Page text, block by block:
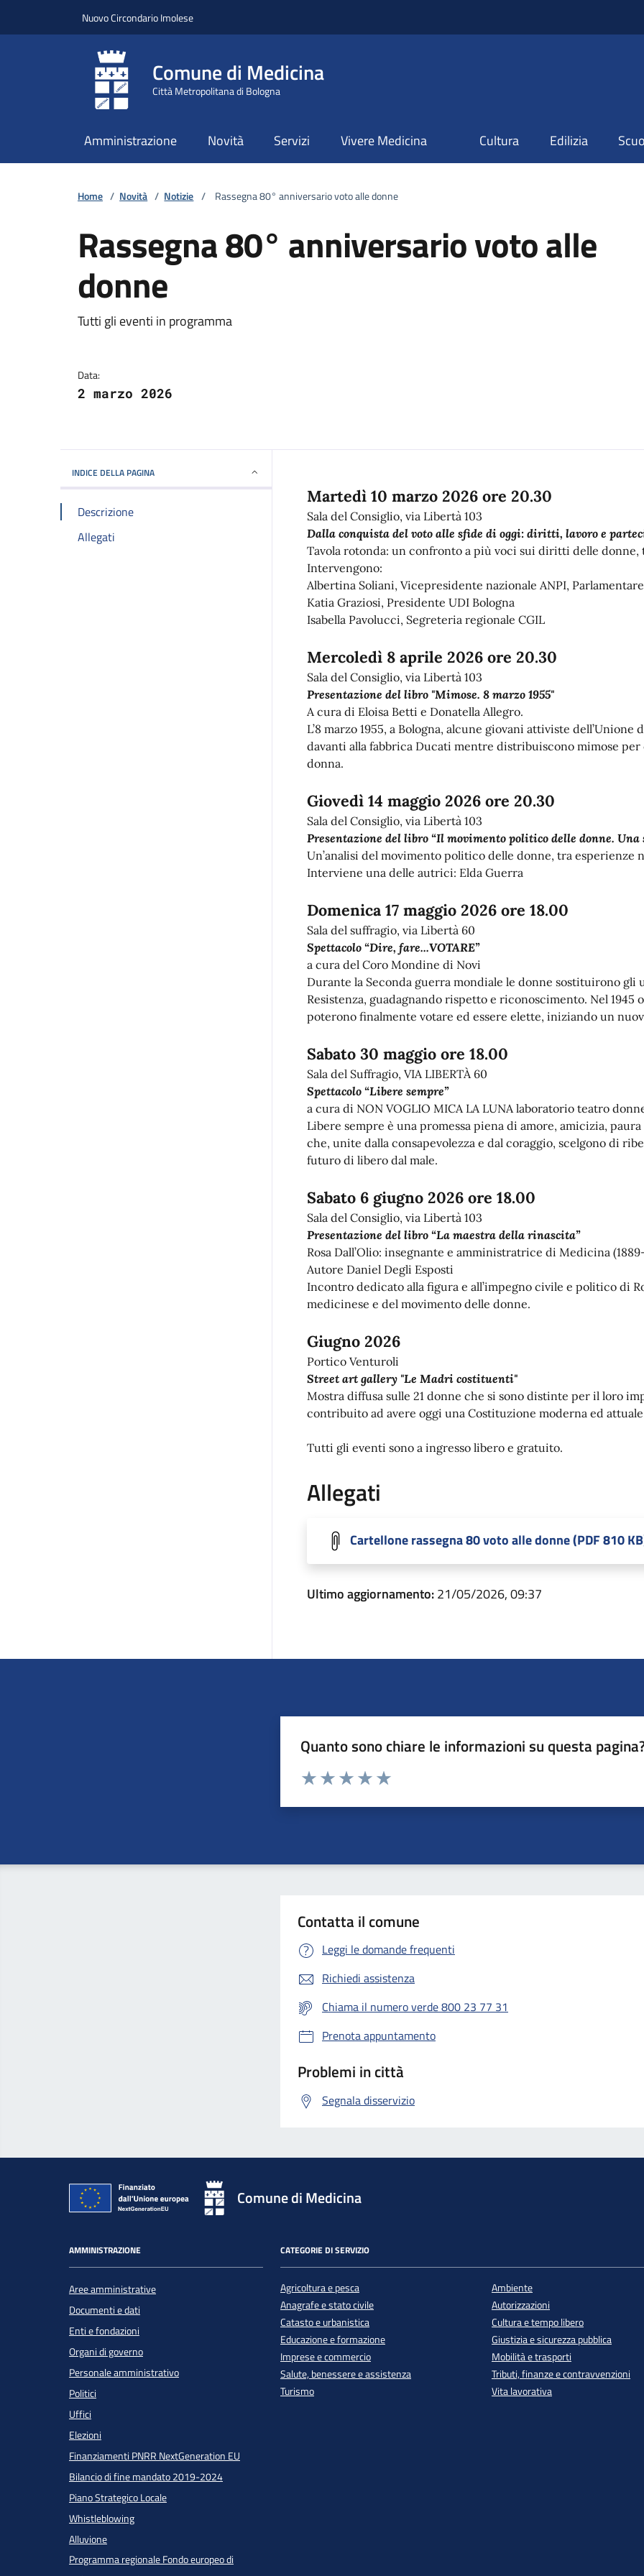
Nuovo Circondario Imolese
Comune di Medicina
Città Metropolitana di Bologna
Amministrazione Novità Servizi Vivere Medicina Cultura Edilizia
Home / Novità / Notizie / Rassegna 80° anniversario voto alle donne
Rassegna 80° anniversario voto alle
donne
Dettagli della notizia
Tutti gli eventi in programma
Data:
2 marzo 2026
INDICE DELLA PAGINA
Descrizione
Allegati
Martedì 10 marzo 2026 ore 20.30
Sala del Consiglio, via Libertà 103
Dalla conquista del voto alle sfide di oggi: diritti, lavoro e
Tavola rotonda: un confronto a più voci sui diritti delle donne,
Intervengono:
Albertina Soliani, Vicepresidente nazionale ANPI, Parlamentare
Katia Graziosi, Presidente UDI Bologna
Isabella Pavolucci, Segreteria regionale CGIL
Mercoledì 8 aprile 2026 ore 20.30
Sala del Consiglio, via Libertà 103
Presentazione del libro "Mimose. 8 marzo 1955"
A cura di Eloisa Betti e Donatella Allegro.
L’8 marzo 1955, a Bologna, alcune giovani attiviste
davanti alla fabbrica Ducati mentre distribuiscono mimose
donna.
Giovedì 14 maggio 2026 ore 20.30
Sala del Consiglio, via Libertà 103
Presentazione del libro “Il movimento politico delle donne.
Un’analisi del movimento politico delle donne, tra esperienze
Interviene una delle autrici: Elda Guerra
Domenica 17 maggio 2026 ore 18.00
Sala del suffragio, via Libertà 60
Spettacolo “Dire, fare...VOTARE”
a cura del Coro Mondine di Novi
Durante la Seconda guerra mondiale le donne sostituirono
Resistenza, guadagnando rispetto e riconoscimento. Nel
poterono finalmente votare ed essere elette, iniziando un
Sabato 30 maggio ore 18.00
Sala del Suffragio, VIA LIBERTÀ 60
Spettacolo “Libere sempre”
a cura di NON VOGLIO MICA LA LUNA laboratorio teatro
Libere sempre è una promessa piena di amore, amicizia,
che, unite dalla consapevolezza e dal coraggio, scelgono di
futuro di libero dal male.
Sabato 6 giugno 2026 ore 18.00
Sala del Consiglio, via Libertà 103
Presentazione del libro “La maestra della rinascita”
Rosa Dall’Olio: insegnante e amministratrice di Medicina
Autore Daniel Degli Esposti
Incontro dedicato alla figura e all’impegno civile e politico di
medicinese e del movimento delle donne.
Giugno 2026
Portico Venturoli
Street art gallery "Le Madri costituenti"
Mostra diffusa sulle 21 donne che si sono distinte per il loro
contribuito ad avere oggi una Costituzione moderna ed
Tutti gli eventi sono a ingresso libero e gratuito.
Allegati
Cartellone rassegna 80 voto alle donne (PDF 810
Ultimo aggiornamento:21/05/2026, 09:37
Quanto sono chiare le informazioni su questa
Valuta da 1 a 5 stelle la pagina
Contatta il comune
Leggi le domande frequenti
Richiedi assistenza
Chiama il numero verde 800 23 77 31
Prenota appuntamento
Problemi in città
Segnala disservizio
Comune di Medicina
AMMINISTRAZIONE
Aree amministrative
Documenti e dati
Enti e fondazioni
Organi di governo
Personale amministrativo
Politici
Uffici
Elezioni
Finanziamenti PNRR NextGeneration EU
Bilancio di fine mandato 2019-2024
Piano Strategico Locale
Whistleblowing
Alluvione
Programma regionale Fondo europeo di
CATEGORIE DI SERVIZIO
Agricoltura e pesca
Ambiente
Anagrafe e stato civile
Autorizzazioni
Catasto e urbanistica
Cultura e tempo libero
Educazione e formazione
Giustizia e sicurezza pubblica
Imprese e commercio
Mobilità e trasporti
Salute, benessere e assistenza
Tributi, finanze e contravvenzioni
Turismo
Vita lavorativa